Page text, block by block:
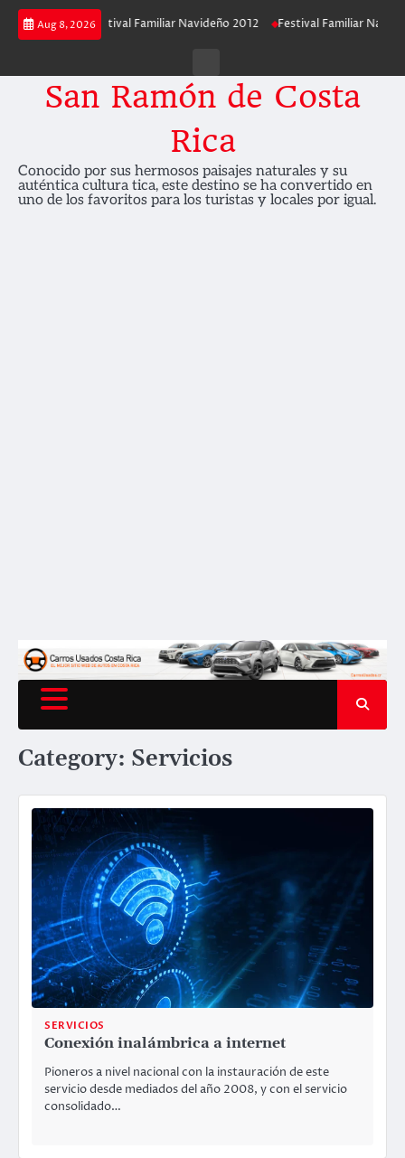
Skip
Aug 8, 2026
Festival Familiar Navideño 2012 Festival Familiar Navideño 2011
San Ramón de Costa
Rica
Conocido por sus hermosos paisajes naturales y su
auténtica cultura tica, este destino se ha convertido en
uno de los favoritos para los turistas y locales por igual.
Category: Servicios
SERVICIOS
Conexión inalámbrica a internet
Pioneros a nivel nacional con la instauración de este
servicio desde mediados del año 2008, y con el servicio
consolidado…